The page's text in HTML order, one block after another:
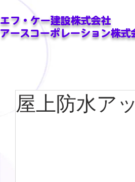
エフ・ケー建設株式会社
アースコーポレーション株式
屋上防水ア